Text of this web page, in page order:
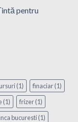
pentru
(1) finaciar(1)
(1) frizer(1)
bucuresti(1)